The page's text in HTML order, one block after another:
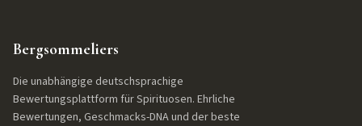
Bergsommeliers
Die unabhängige deutschsprachige
Bewertungsplattform für Spirituosen. Ehrliche
Bewertungen, Geschmacks-DNA und der beste